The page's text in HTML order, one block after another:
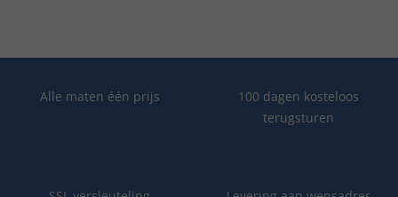
Alle maten één prijs
100 dagen kosteloos
terugsturen